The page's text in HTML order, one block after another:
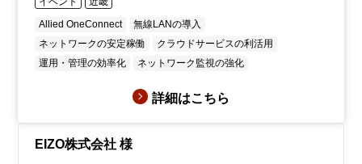
Allied OneConnect
無線LANの導入
ネットワークの安定稼働
クラウドサービスの利活用
運用・管理の効率化
ネットワーク監視の強化
詳細はこちら
EIZO株式会社 様